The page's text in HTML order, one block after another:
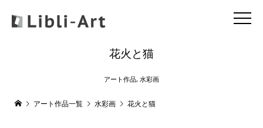
花火と猫
アート作品, 水彩画
アート作品一覧 水彩画 花火と猫